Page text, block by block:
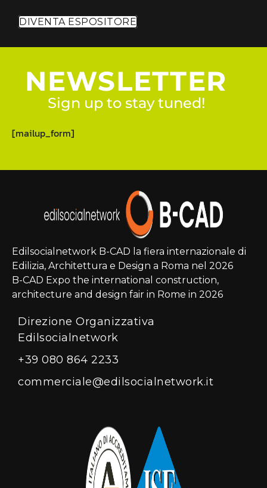
DIVENTA ESPOSITORE
NEWSLETTER
Sign up to stay tuned!
[mailup_form]
Edilsocialnetwork B-CAD la fiera internazionale di
Edilizia, Architettura e Design a Roma nel 2026
B-CAD Expo the international construction,
architecture and design fair in Rome in 2026
Direzione Organizzativa
Edilsocialnetwork
+39 080 864 2233
commerciale@edilsocialnetwork.it